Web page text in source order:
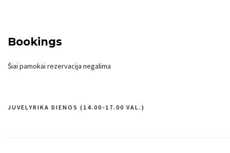
Bookings
Šiai pamokai rezervacija negalima
Navigacija
JUVELYRIKA DIENOS (14.00-17.00 VAL.)